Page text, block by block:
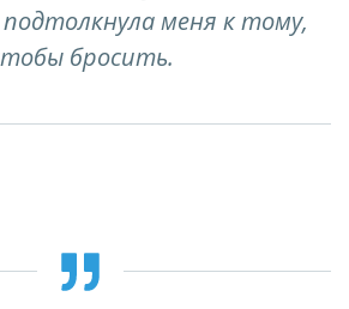
меня к тому,
бросить.